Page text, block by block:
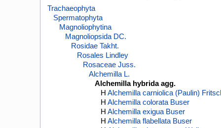
Trachaeophyta
Spermatophyta
Magnoliophytina
Magnoliopsida DC.
Rosidae Takht.
Rosales Lindley
Rosaceae Juss.
Alchemilla L.
Alchemilla hybrida agg.
H Alchemilla carniolica (Paulin)
H Alchemilla colorata Buser
H Alchemilla exigua Buser
H Alchemilla flabellata Buser